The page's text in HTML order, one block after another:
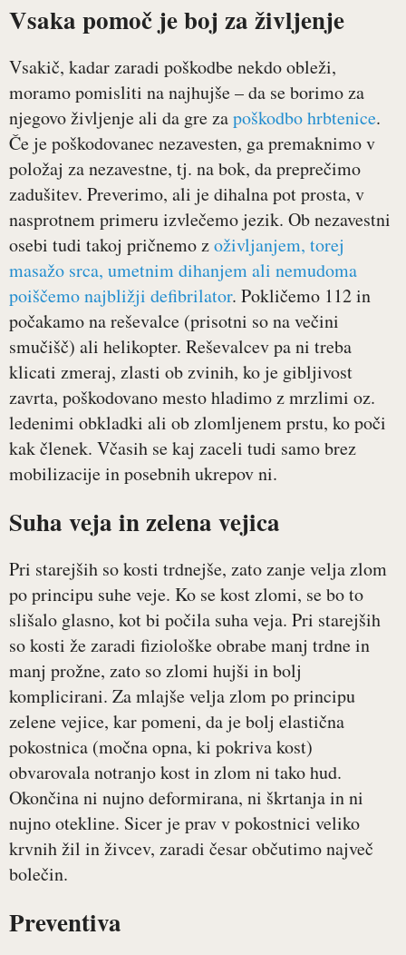
Vsaka pomoč je boj za življenje
Vsakič, kadar zaradi poškodbe nekdo obleži,
moramo pomisliti na najhujše – da se borimo za
njegovo življenje ali da gre zapoškodbo hrbtenice.
Če je poškodovanec nezavesten, ga premaknimo v
položaj za nezavestne, tj. na bok, da preprečimo
zadušitev. Preverimo, ali je dihalna pot prosta, v
nasprotnem primeru izvlečemo jezik. Ob nezavestni
osebi tudi takoj pričnemo zoživljanjem, torej
masažo srca, umetnim dihanjem ali nemudoma
poiščemo najbližji defibrilator. Pokličemo 112 in
počakamo na reševalce (prisotni so na večini
smučišč) ali helikopter. Reševalcev pa ni treba
klicati zmeraj, zlasti ob zvinih, ko je gibljivost
zavrta, poškodovano mesto hladimo z mrzlimi oz.
ledenimi obkladki ali ob zlomljenem prstu, ko poči
kak členek. Včasih se kaj zaceli tudi samo brez
mobilizacije in posebnih ukrepov ni.
Suha veja in zelena vejica
Pri starejših so kosti trdnejše, zato zanje velja zlom
po principu suhe veje. Ko se kost zlomi, se bo to
slišalo glasno, kot bi počila suha veja. Pri starejših
so kosti že zaradi fiziološke obrabe manj trdne in
manj prožne, zato so zlomi hujši in bolj
komplicirani. Za mlajše velja zlom po principu
zelene vejice, kar pomeni, da je bolj elastična
pokostnica (močna opna, ki pokriva kost)
obvarovala notranjo kost in zlom ni tako hud.
Okončina ni nujno deformirana, ni škrtanja in ni
nujno otekline. Sicer je prav v pokostnici veliko
krvnih žil in živcev, zaradi česar občutimo največ
bolečin.
Preventiva